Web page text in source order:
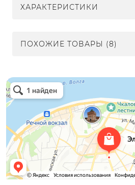
ХАРАКТЕРИСТИКИ
ПОХОЖИЕ ТОВАРЫ (8)
Электрон
Светильники в Нижнем Новгороде
Электротехническая продукция в